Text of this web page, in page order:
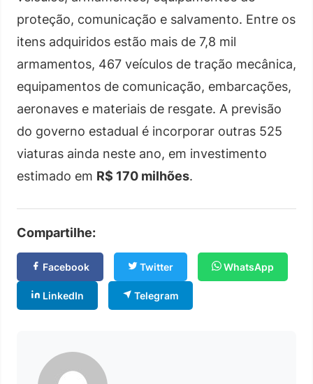
proteção, comunicação e salvamento. Entre os
itens adquiridos estão mais de 7,8 mil
armamentos, 467 veículos de tração mecânica,
equipamentos de comunicação, embarcações,
aeronaves e materiais de resgate. A previsão
do governo estadual é incorporar outras 525
viaturas ainda neste ano, em investimento
estimado em R$ 170 milhões.
Compartilhe:
Facebook Twitter WhatsApp
LinkedIn Telegram